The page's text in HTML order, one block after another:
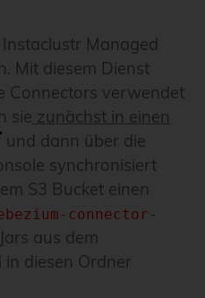
Managed
Mit diesem Dienst
Connectors verwendet
sie zunächst in einen
und dann über die
synchronisiert
S3 Bucket einen
connector-
aus dem
diesen Ordner